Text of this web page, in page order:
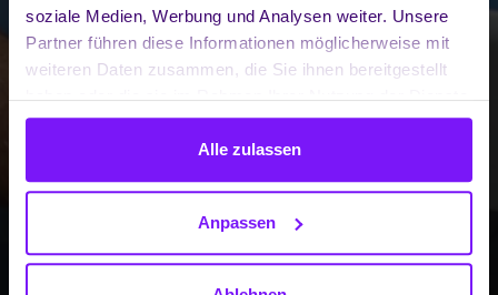
soziale Medien, Werbung und Analysen weiter. Unsere
Partner führen diese Informationen möglicherweise mit
weiteren Daten zusammen, die Sie ihnen bereitgestellt
haben oder die sie im Rahmen Ihrer Nutzung der Dienste
gesammelt haben.
Alle zulassen
Anpassen